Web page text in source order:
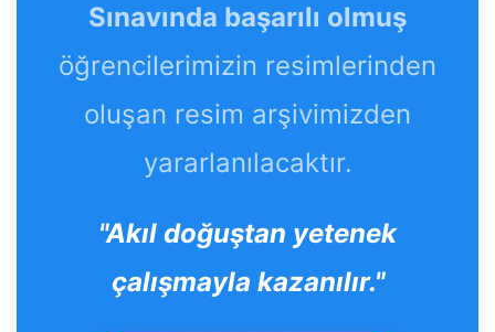
Sınavında başarılı olmuş
öğrencilerimizin resimlerinden
oluşan resim arşivimizden
yararlanılacaktır.
"Akıl doğuştan yetenek
çalışmayla kazanılır."